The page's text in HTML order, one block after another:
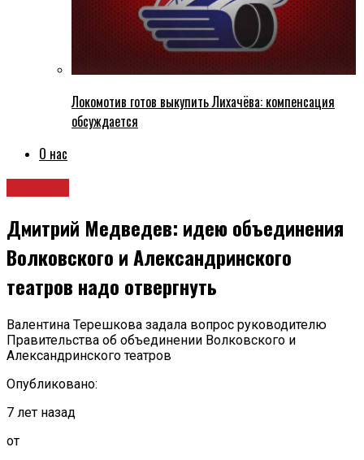
Локомотив готов выкупить Лихачёва: компенсация
обсуждается
О нас
Дмитрий Медведев: идею объединения
Волковского и Александринского
театров надо отвергнуть
Валентина Терешкова задала вопрос руководителю
Правительства об объединении Волковского и
Александринского театров
Опубликовано:
7 лет назад
от